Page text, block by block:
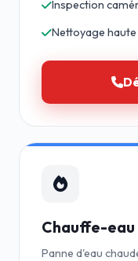
Inspection
Nettoyage
Chauffe-eau
Panne d'eau